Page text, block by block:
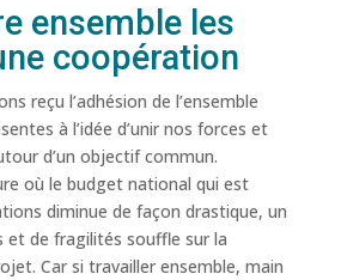
ensemble les
coopération
reçu l’adhésion de l’ensemble
à l’idée d’unir nos forces et
d’un objectif commun.
où le budget national qui est
diminue de façon drastique, un
et de fragilités souffle sur la
Car si travailler ensemble, main